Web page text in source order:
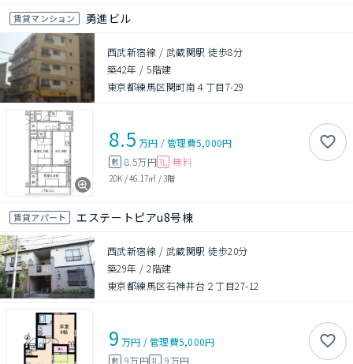
賃貸マンション 勇進ビル
西武新宿線 / 武蔵関駅 徒歩8分
築42年 /5階建
東京都練馬区関町南４丁目7-29
8.5 万円 /管理費5,000円
敷 8.5万円 礼 無料
2DK /46.17㎡ /3階
賃貸アパート エステートピアu8号棟
西武新宿線 / 武蔵関駅 徒歩20分
築29年 /2階建
東京都練馬区石神井台２丁目27-12
9 万円 /管理費5,000円
敷 9万円礼 9万円